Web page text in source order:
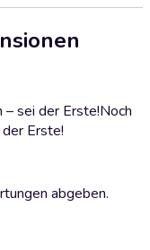
– sei der Erste!Noch
Erste!
abgeben.